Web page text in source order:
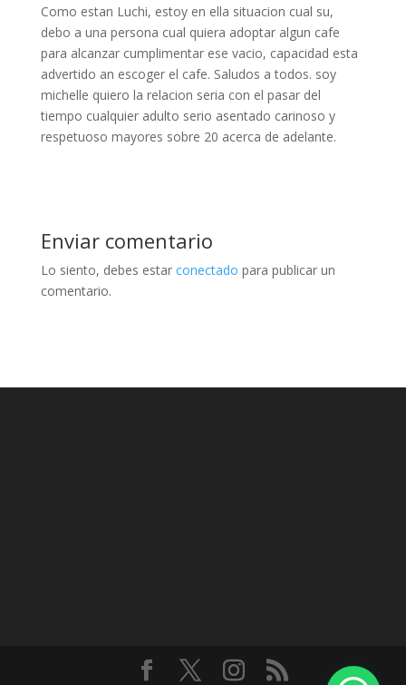
Como estan Luchi, estoy en ella situacion cual su,
debo a una persona cual quiera adoptar algun cafe
para alcanzar cumplimentar ese vacio, capacidad esta
advertido an escoger el cafe. Saludos a todos. soy
michelle quiero la relacion seria con el pasar del
tiempo cualquier adulto serio asentado carinoso y
respetuoso mayores sobre 20 acerca de adelante.
Enviar comentario
Lo siento, debes estar conectado para publicar un
comentario.